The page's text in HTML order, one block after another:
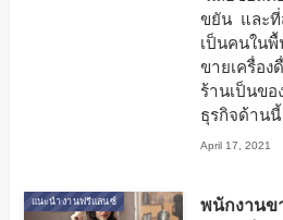
ขยัน และที่
เป็นคนใน
ขายเครื่อง
ร้านเป็นขอ
ธุรกิจด้านนี้
April 17, 2021
แนะนำงานฟรีแลนซ์
พนักงานข